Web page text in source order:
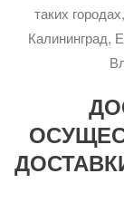
таких
Калининград,